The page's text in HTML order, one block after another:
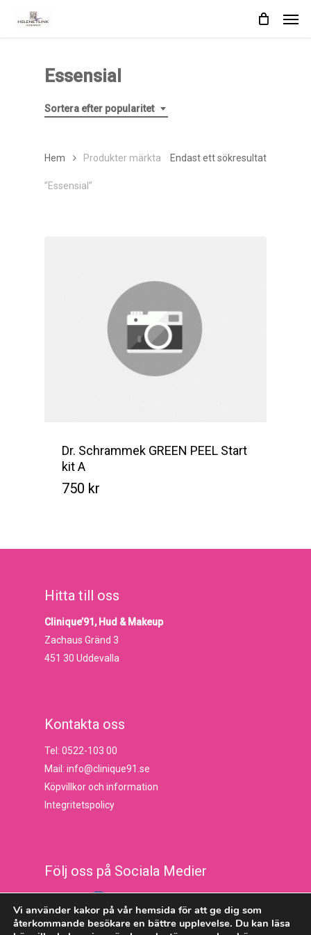
Essensial
Sortera efter popularitet
Endast ett sökresultat
Hem Produkter märkta
”Essensial”
Dr. Schrammek GREEN PEEL Start
kit A
750 kr
Hitta till oss
Clinique’91, Hud & Makeup
Zachaus Gränd 3
451 30 Uddevalla
Kontakta oss
Tel: 0522-103 00
Mail: info@clinique91.se
Köpvillkor och information
Integritetspolicy
Följ oss på Sociala Medier
Vi använder kakor på vår hemsida för att ge dig som
återkommande besökare en bättre upplevelse. Du kan läsa